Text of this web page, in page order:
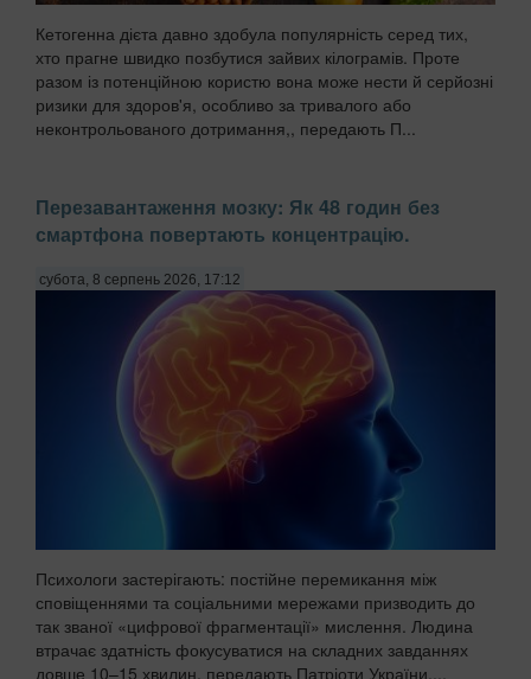
Кетогенна дієта давно здобула популярність серед тих,
хто прагне швидко позбутися зайвих кілограмів. Проте
разом із потенційною користю вона може нести й серйозні
ризики для здоров'я, особливо за тривалого або
неконтрольованого дотримання,, передають П...
Перезавантаження мозку: Як 48 годин без
смартфона повертають концентрацію.
субота, 8 серпень 2026, 17:12
Психологи застерігають: постійне перемикання між
сповіщеннями та соціальними мережами призводить до
так званої «цифрової фрагментації» мислення. Людина
втрачає здатність фокусуватися на складних завданнях
довше 10–15 хвилин, передають Патріоти України....